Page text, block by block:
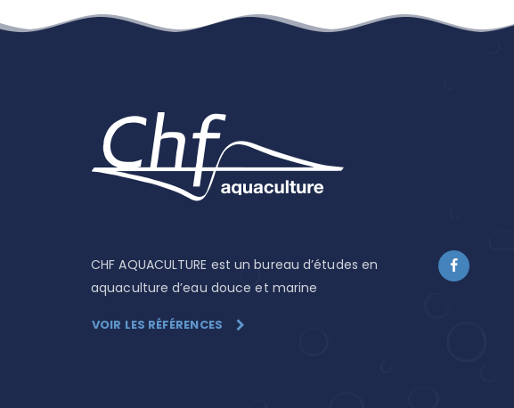
CHF AQUACULTURE est un bureau d’études en
aquaculture d’eau douce et marine
VOIR LES RÉFÉRENCES